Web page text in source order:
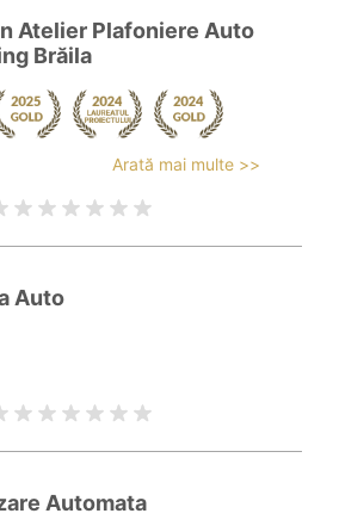
Atelier Plafoniere Auto
Brăila
Arată mai multe >>
Auto
Automata